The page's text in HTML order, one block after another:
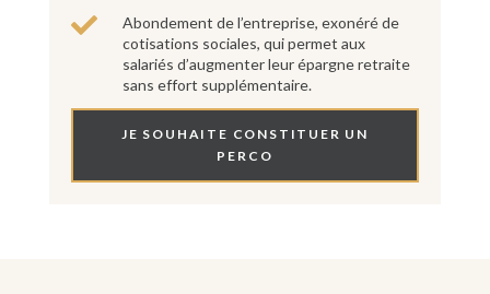

Abondement de l’entreprise, exonéré de
cotisations sociales, qui permet aux
salariés d’augmenter leur épargne retraite
sans effort supplémentaire.
JE SOUHAITE CONSTITUER UN
PERCO